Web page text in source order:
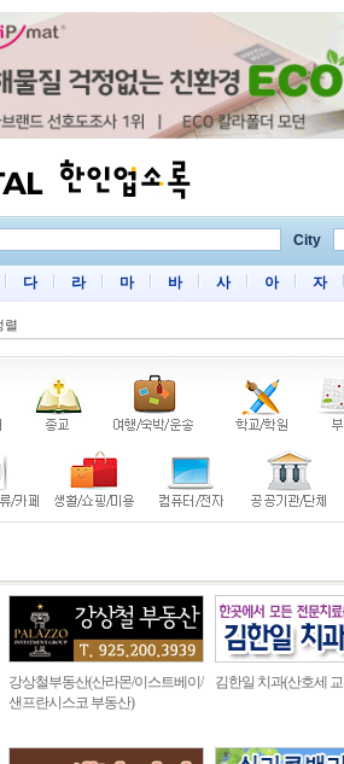
City
다 라 마 바 사 아 자
렬
강상철부동산(산라몬/이스트베이/
샌프란시스코 부동산)
김한일 치과(산호세